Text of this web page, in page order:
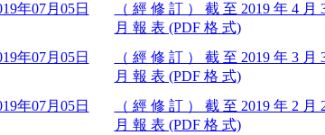
年07月05日
（ 經 修 訂 ） 截 至 2019 年 4
月 報 表 (PDF 格 式)
年07月05日
（ 經 修 訂 ） 截 至 2019 年 3
月 報 表 (PDF 格 式)
年07月05日
（ 經 修 訂 ） 截 至 2019 年 2
月 報 表 (PDF 格 式)